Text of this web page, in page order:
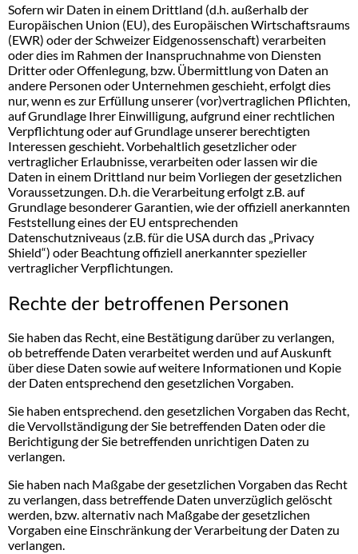
Sofern wir Daten in einem Drittland (d.h. außerhalb der
Europäischen Union (EU), des Europäischen Wirtschaftsraums
(EWR) oder der Schweizer Eidgenossenschaft) verarbeiten
oder dies im Rahmen der Inanspruchnahme von Diensten
Dritter oder Offenlegung, bzw. Übermittlung von Daten an
andere Personen oder Unternehmen geschieht, erfolgt dies
nur, wenn es zur Erfüllung unserer (vor)vertraglichen Pflichten,
auf Grundlage Ihrer Einwilligung, aufgrund einer rechtlichen
Verpflichtung oder auf Grundlage unserer berechtigten
Interessen geschieht. Vorbehaltlich gesetzlicher oder
vertraglicher Erlaubnisse, verarbeiten oder lassen wir die
Daten in einem Drittland nur beim Vorliegen der gesetzlichen
Voraussetzungen. D.h. die Verarbeitung erfolgt z.B. auf
Grundlage besonderer Garantien, wie der offiziell anerkannten
Feststellung eines der EU entsprechenden
Datenschutzniveaus (z.B. für die USA durch das „Privacy
Shield“) oder Beachtung offiziell anerkannter spezieller
vertraglicher Verpflichtungen.
Rechte der betroffenen Personen
Sie haben das Recht, eine Bestätigung darüber zu verlangen,
ob betreffende Daten verarbeitet werden und auf Auskunft
über diese Daten sowie auf weitere Informationen und Kopie
der Daten entsprechend den gesetzlichen Vorgaben.
Sie haben entsprechend. den gesetzlichen Vorgaben das Recht,
die Vervollständigung der Sie betreffenden Daten oder die
Berichtigung der Sie betreffenden unrichtigen Daten zu
verlangen.
Sie haben nach Maßgabe der gesetzlichen Vorgaben das Recht
zu verlangen, dass betreffende Daten unverzüglich gelöscht
werden, bzw. alternativ nach Maßgabe der gesetzlichen
Vorgaben eine Einschränkung der Verarbeitung der Daten zu
verlangen.